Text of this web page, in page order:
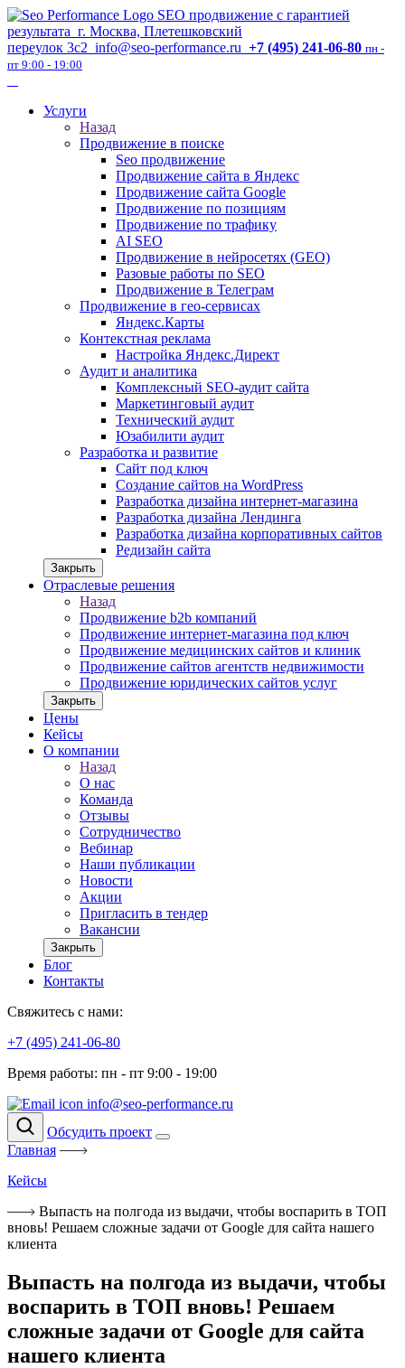
SEO продвижение с гарантией
результата г. Москва, Плетешковский
переулок 3с2 info@seo-performance.ru +7 (495) 241-06-80 пн -
пт 9:00 - 19:00
Услуги
Назад
Продвижение в поиске
Seo продвижение
Продвижение сайта в Яндекс
Продвижение сайта Google
Продвижение по позициям
Продвижение по трафику
AI SEO
Продвижение в нейросетях (GEO)
Разовые работы по SEO
Продвижение в Телеграм
Продвижение в гео-сервисах
Яндекс.Карты
Контекстная реклама
Настройка Яндекс.Директ
Аудит и аналитика
Комплексный SEO-аудит сайта
Маркетинговый аудит
Технический аудит
Юзабилити аудит
Разработка и развитие
Сайт под ключ
Создание сайтов на WordPress
Разработка дизайна интернет-магазина
Разработка дизайна Лендинга
Разработка дизайна корпоративных сайтов
Редизайн сайта
Закрыть
Отраслевые решения
Назад
Продвижение b2b компаний
Продвижение интернет-магазина под ключ
Продвижение медицинских сайтов и клиник
Продвижение сайтов агентств недвижимости
Продвижение юридических сайтов услуг
Закрыть
Цены
Кейсы
О компании
Назад
О нас
Команда
Отзывы
Сотрудничество
Вебинар
Наши публикации
Новости
Акции
Пригласить в тендер
Вакансии
Закрыть
Блог
Контакты
Свяжитесь с нами:
+7 (495) 241-06-80
Время работы: пн - пт 9:00 - 19:00
info@seo-performance.ru
Обсудить проект
Главная
Кейсы
Выпасть на полгода из выдачи, чтобы воспарить в ТОП
вновь! Решаем сложные задачи от Google для сайта нашего
клиента
Выпасть на полгода из выдачи, чтобы
воспарить в ТОП вновь! Решаем
сложные задачи от Google для сайта
нашего клиента